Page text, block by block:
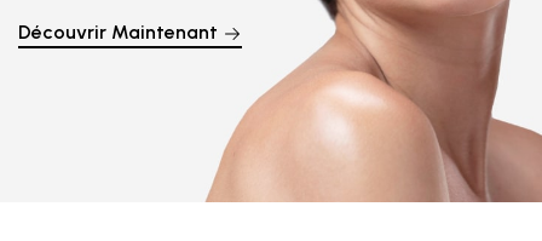
Découvrez maintenant
Découvrir Maintenant